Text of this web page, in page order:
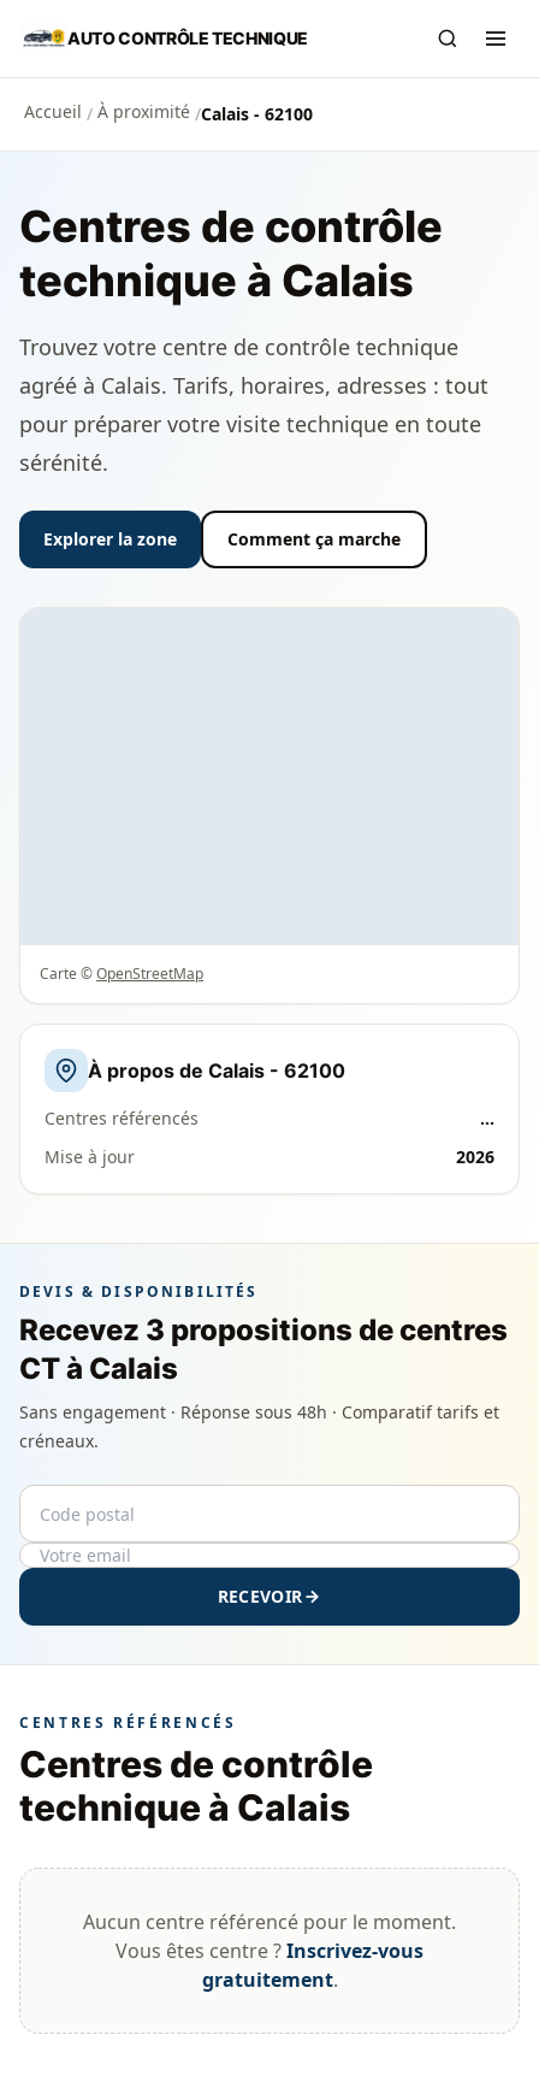
Aller au contenu principal
AUTO CONTRÔLE TECHNIQUE
Accueil / À proximité /Calais - 62100
Centres de contrôle
technique à Calais
Trouvez votre centre de contrôle technique
agréé à Calais. Tarifs, horaires, adresses : tout
pour préparer votre visite technique en toute
sérénité.
Explorer la zone Comment ça marche
Carte ©OpenStreetMap
À propos de Calais - 62100
Centres référencés
…
Mise à jour
2026
DEVIS & DISPONIBILITÉS
Recevez 3 propositions de centres
CT à Calais
Sans engagement · Réponse sous 48h · Comparatif tarifs et
créneaux.
Code postal
Email
RECEVOIR
CENTRES RÉFÉRENCÉS
Centres de contrôle
technique à Calais
Aucun centre référencé pour le moment.
Vous êtes centre ?Inscrivez-vous
gratuitement.